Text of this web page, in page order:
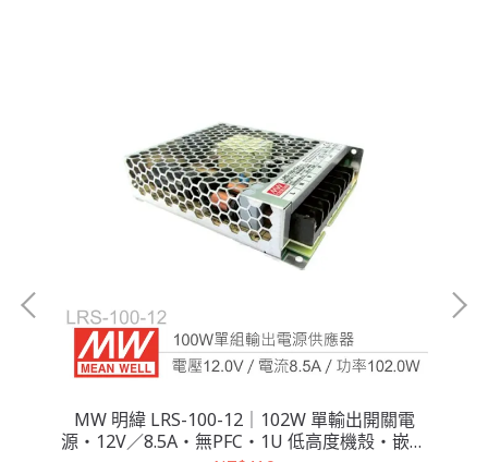
MW 明緯 LRS-100-12｜102W 單輸出開關電
源・12V／8.5A・無PFC・1U 低高度機殼・嵌入